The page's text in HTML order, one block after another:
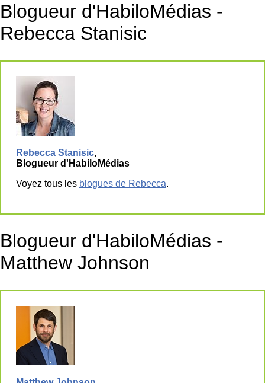
Blogueur d'HabiloMédias -
Rebecca Stanisic
Rebecca Stanisic,
Blogueur d'HabiloMédias
Voyez tous les blogues de Rebecca.
Blogueur d'HabiloMédias -
Matthew Johnson